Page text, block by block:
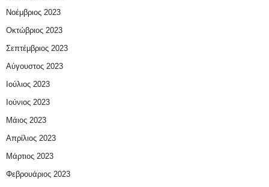
Νοέμβριος 2023
Οκτώβριος 2023
Σεπτέμβριος 2023
Αύγουστος 2023
Ιούλιος 2023
Ιούνιος 2023
Μάιος 2023
Απρίλιος 2023
Μάρτιος 2023
Φεβρουάριος 2023